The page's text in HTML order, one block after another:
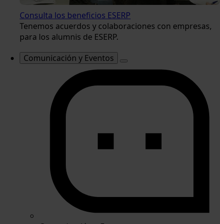
Consulta los beneficios ESERP
Tenemos acuerdos y colaboraciones con empresas,
para los alumnis de ESERP.
Comunicación y Eventos